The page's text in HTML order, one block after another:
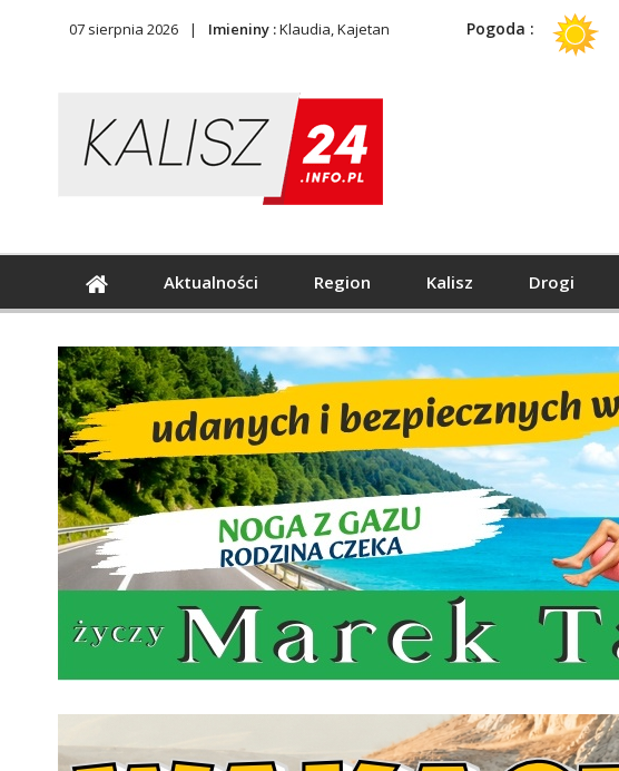
07 sierpnia 2026 Imieniny :Klaudia, Kajetan Pogoda :
Aktualności Region Kalisz Drogi